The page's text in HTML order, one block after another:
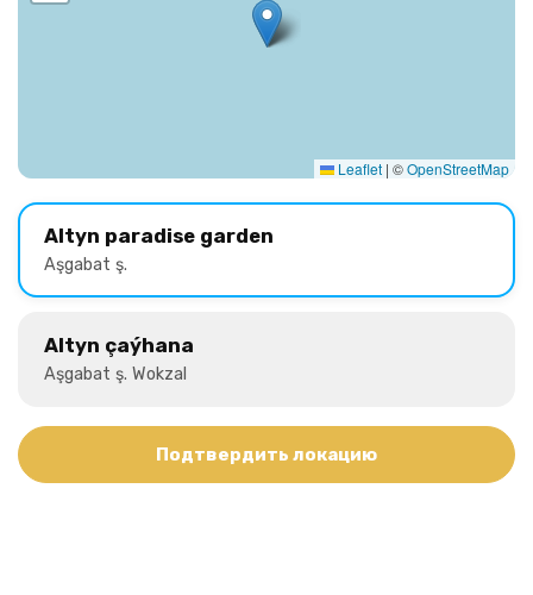
Leaflet | ©OpenStreetMap
Altyn paradise garden
Aşgabat ş.
Altyn çaýhana
Aşgabat ş. Wokzal
Подтвердить локацию